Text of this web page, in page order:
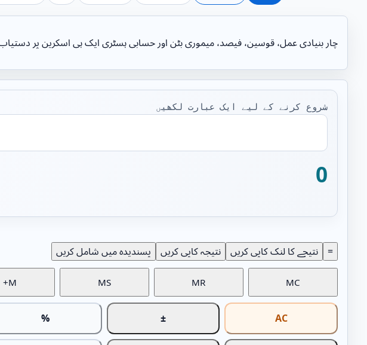
چار بنیادی عمل، قوسین، فیصد، میموری بٹن اور حسابی ہسٹری ایک ہی اسکرین پر دستیاب
شروع کرنے کے لیے ایک عبارت لکھیں
عبارت
0
= نتیجے کا لنک کاپی کریں نتیجہ کاپی کریں پسندیدہ میں شامل کریں
MC
MR
MS
M+
AC
±
%